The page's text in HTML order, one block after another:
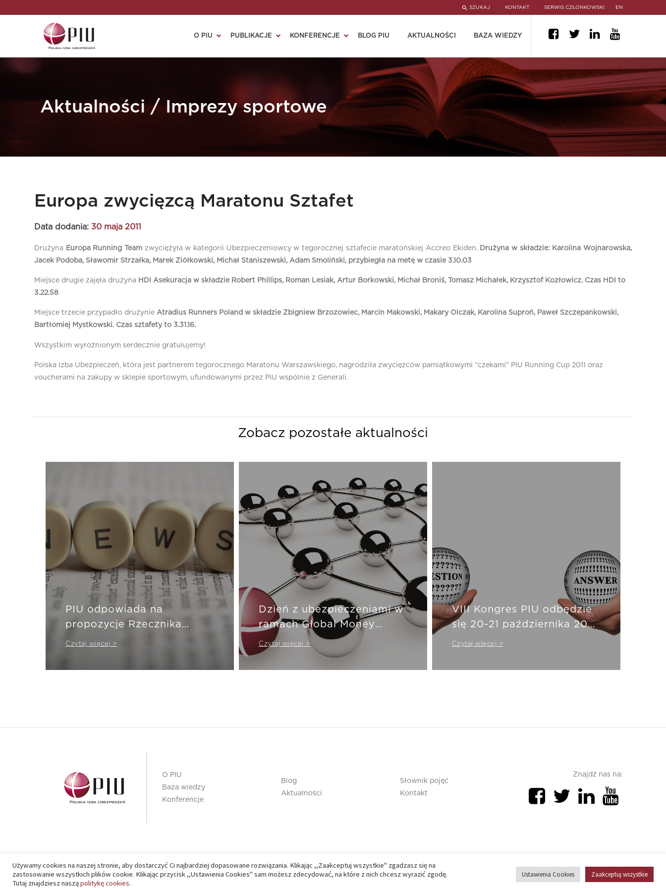
SZUKAJ KONTAKT SERWIS CZŁONKOWSKI EN
O PIU PUBLIKACJE KONFERENCJE BLOG PIU AKTUALNOŚCI BAZA WIEDZY
Aktualności / Imprezy sportowe
Europa zwycięzcą Maratonu Sztafet
Data dodania: 30 maja 2011
Drużyna Europa Running Team zwyciężyła w kategorii Ubezpieczeniowcy w tegorocznej sztafecie maratońskiej Accreo Ekiden. Drużyna w składzie: Karolina Wojnarowska,
Jacek Podoba, Sławomir Strzałka, Marek Ziółkowski, Michał Staniszewski, Adam Smoliński, przybiegła na metę w czasie 3.10.03
Miejsce drugie zajęła drużyna HDI Asekuracja w składzie Robert Phillips, Roman Lesiak, Artur Borkowski, Michał Broniś, Tomasz Michałek, Krzysztof Kozłowicz. Czas HDI to
3.22.58
Miejsce trzecie przypadło drużynie Atradius Runners Poland w składzie Zbigniew Brzozowiec, Marcin Makowski, Makary Olczak, Karolina Suproń, Paweł Szczepankowski,
Bartłomiej Mystkowski. Czas sztafety to 3.31.16.
Wszystkim wyróżnionym serdecznie gratulujemy!
Polska Izba Ubezpieczeń, która jest partnerem tegorocznego Maratonu Warszawskiego, nagrodziła zwycięzców pamiątkowymi “czekami” PIU Running Cup 2011 oraz
voucherami na zakupy w sklepie sportowym, ufundowanymi przez PIU wspólnie z Generali.
Zobacz pozostałe aktualności
PIU odpowiada na
propozycje Rzecznika
Finansowego
Czytaj więcej >
Dzień z ubezpieczeniami w
ramach Global Money
Week
Czytaj więcej >
VIII Kongres PIU odbędzie
się 20-21 października 2021
r.
Czytaj więcej >
O PIU
Baza wiedzy
Konferencje
Blog
Aktualności
Słownik pojęć
Kontakt
Znajdź nas na:
PIU 2020 © All right reserved Polityka prywatności Polityka cookies
Używamy cookies na naszej stronie, aby dostarczyć Ci najbardziej dopasowane rozwiązania. Klikając ,,Zaakceptuj wszystkie" zgadzasz się na
zastosowanie wszystkich plików cookie. Klikając przycisk ,,Ustawienia Cookies" sam możesz zdecydować, na które z nich chcesz wyrazić zgodę.
Tutaj znajdziesz nasząpolitykę cookies.
Ustawienia Cookies Zaakceptuj wszystkie